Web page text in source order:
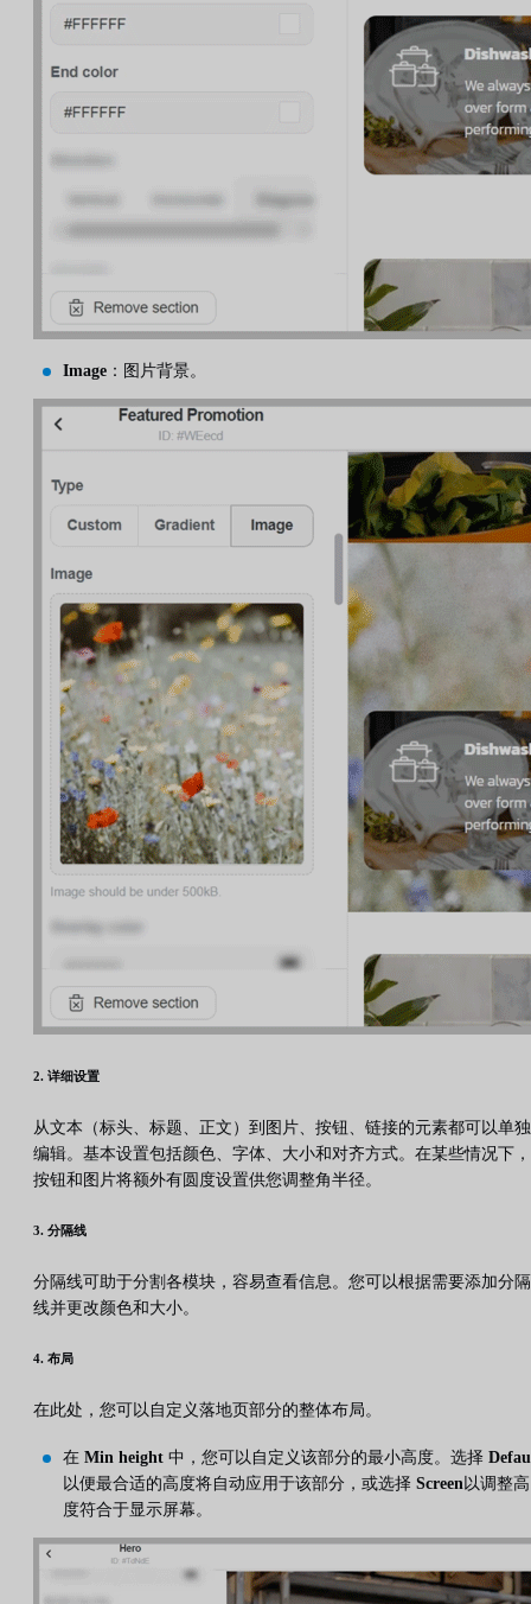
Image ：图片背景。
2. 详细设置
从文本（标头、标题、正文）到图片、按钮、链接的元素都可以单独
编辑。基本设置包括颜色、字体、大小和对齐方式。在某些情况下，
按钮和图片将额外有圆度设置供您调整角半径。
3. 分隔线
分隔线可助于分割各模块，容易查看信息。您可以根据需要添加分隔
线并更改颜色和大小。
4. 布局
在此处，您可以自定义落地页部分的整体布局。
在 Min height 中，您可以自定义该部分的最小高度。选择
以便最合适的高度将自动应用于该部分，或选择 Screen 以调整高
度符合于显示屏幕。